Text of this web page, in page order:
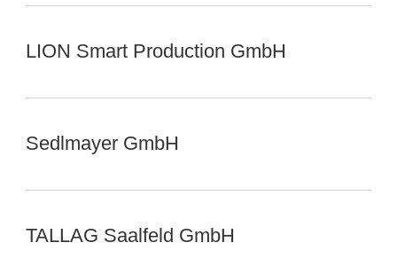
LION Smart Production GmbH
Sedlmayer GmbH
TALLAG Saalfeld GmbH